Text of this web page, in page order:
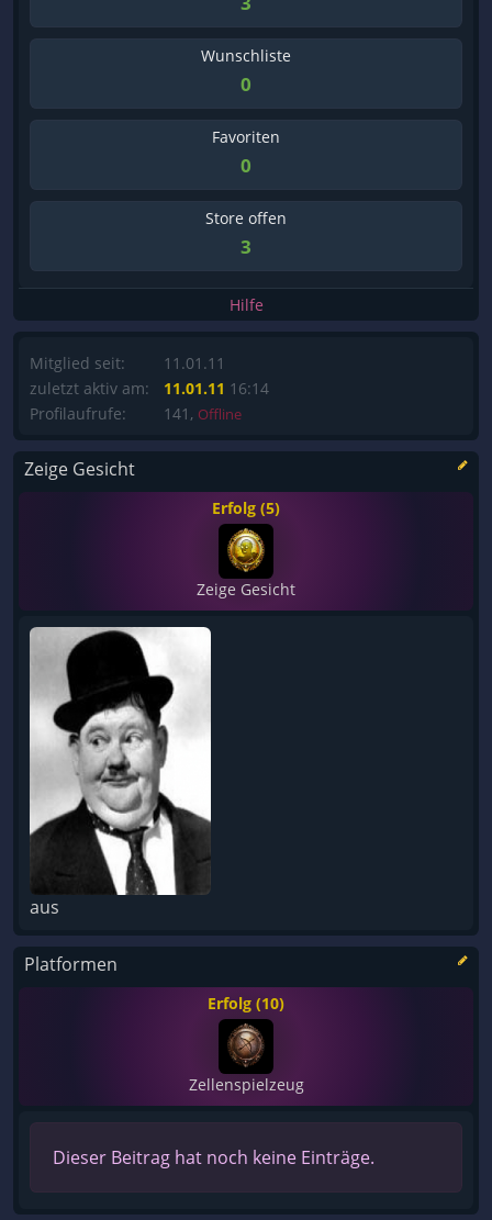
Wunschliste
0
Favoriten
0
Store offen
3
Hilfe
Mitglied seit:
zuletzt aktiv am:
Profilaufrufe:
11.01.11
11.01.11 16:14
141, Offline
Zeige Gesicht
Erfolg (5)
Zeige Gesicht
aus
Platformen
Erfolg (10)
Zellenspielzeug
Dieser Beitrag hat noch keine Einträge.